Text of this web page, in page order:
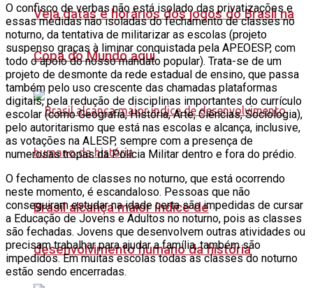
Veja datas e horários dos jogos do Brasil na
Copa do Mundo aqui
Brasil alcança maior índice de
desenvolvimento humano da história
O confisco de verbas não está isolado das privatizações e
essas medidas não isoladas do fechamento de classes no
noturno, da tentativa de militarizar as escolas (projeto
suspenso graças à liminar conquistada pela APEOESP, com
todo o apoio do nosso mandato popular). Trata-se de um
projeto de desmonte da rede estadual de ensino, que passa
também pelo uso crescente das chamadas plataformas
digitais, pela redução de disciplinas importantes do currículo
escolar (como Geografia, História, Arte, Ciências, Sociologia),
pelo autoritarismo que está nas escolas e alcança, inclusive,
as votações na ALESP, sempre com a presença de
numerosas tropas da Polícia Militar dentro e fora do prédio.
O fechamento de classes no noturno, que está ocorrendo
neste momento, é escandaloso. Pessoas que não
conseguiram estudar na idade certa são impedidas de cursar
a Educação de Jovens e Adultos no noturno, pois as classes
são fechadas. Jovens que desenvolvem outras atividades ou
precisam trabalhar para ajudar a família, também são
impedidos. Em muitas escolas todas as classes do noturno
estão sendo encerradas.